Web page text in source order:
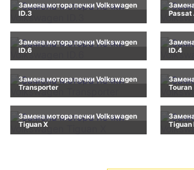
Замена мотора печки Volkswagen
ID.3
Passat
Замена мотора печки Volkswagen
ID.6
ID.4
Замена мотора печки Volkswagen
Transporter
Touran
Замена мотора печки Volkswagen
Tiguan X
Tiguan